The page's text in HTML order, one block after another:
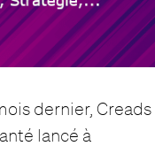
dernier, Creads
lancé à